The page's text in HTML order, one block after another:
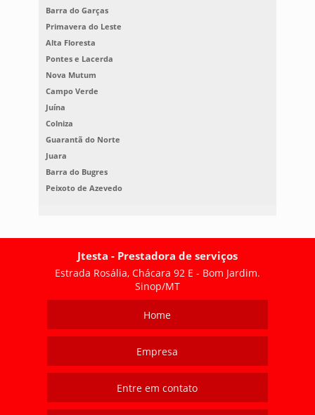
Barra do Garças
Primavera do Leste
Alta Floresta
Pontes e Lacerda
Nova Mutum
Campo Verde
Juína
Colniza
Guarantã do Norte
Juara
Barra do Bugres
Peixoto de Azevedo
Jtesta - Prestadora de serviços
Estrada Rosália, Chácara 92 E - Bom Jardim.
Sinop/MT
Home
Empresa
Entre em contato